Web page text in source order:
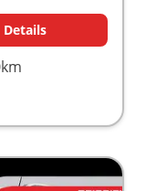
Details